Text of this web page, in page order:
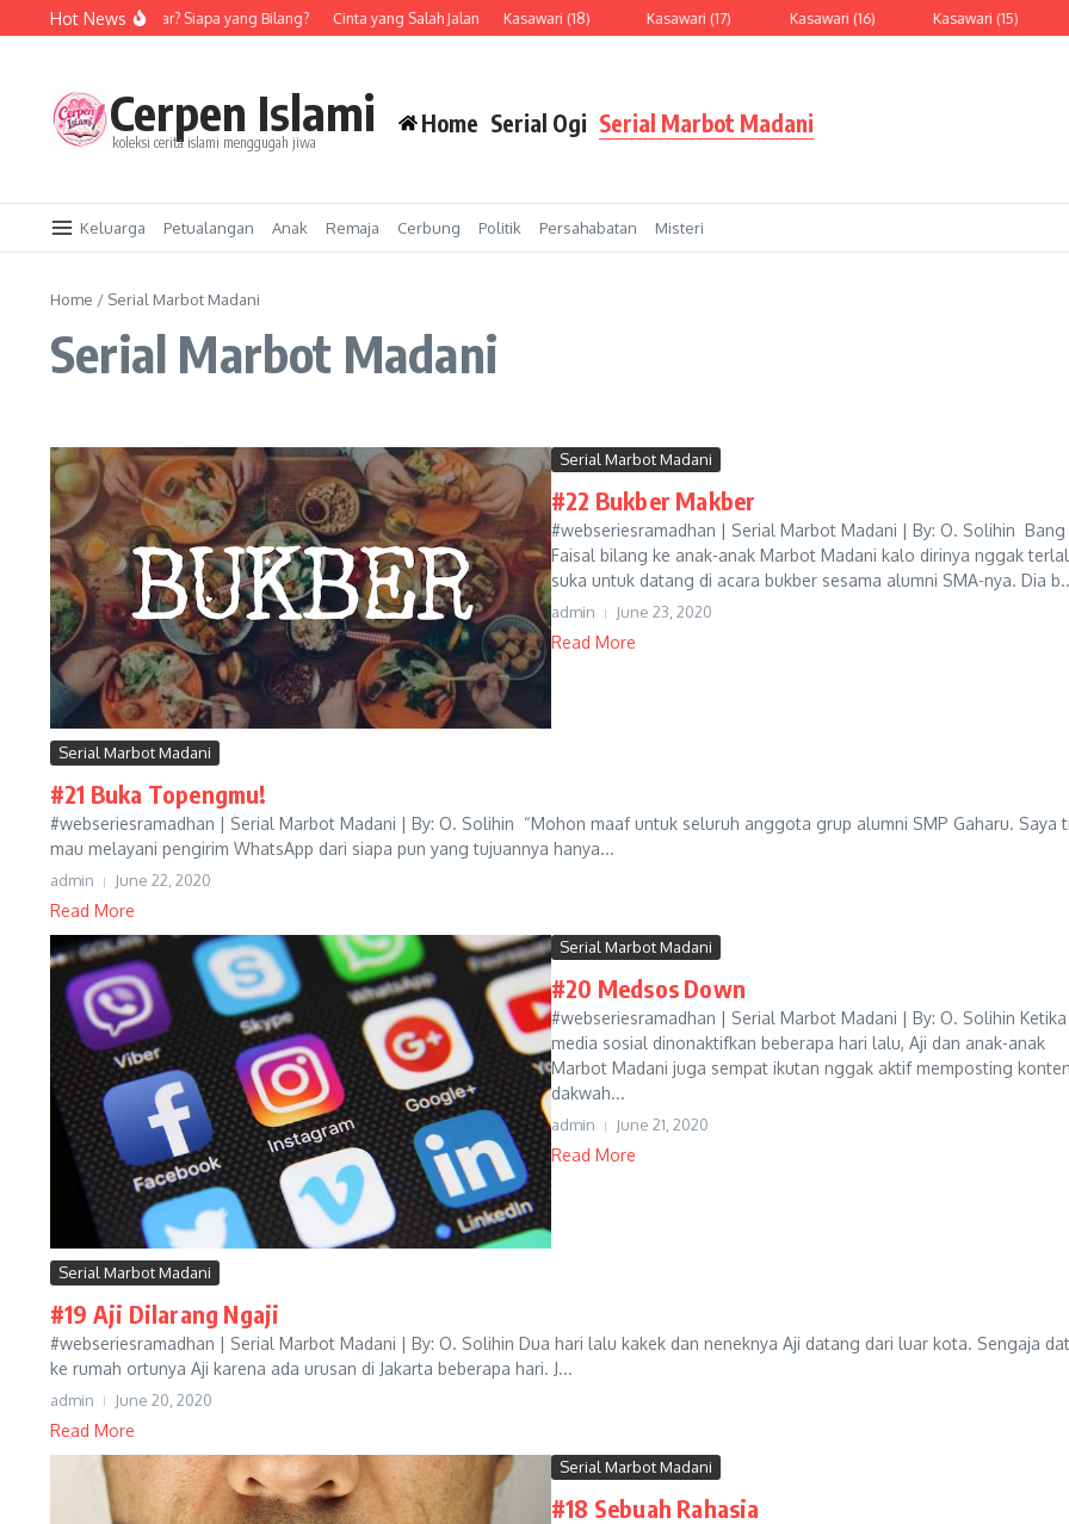
Skip to content
Hot News
Rohis Longgar? Siapa yang Bilang? Cinta yang Salah Jalan Kasawari (18) Kasawari (17) Kasawari (16) Kasawari (15)
Cerpen Islami
koleksi cerita islami menggugah jiwa
Home Serial Ogi Serial Marbot Madani
Keluarga Petualangan Anak Remaja Cerbung Politik Persahabatan Misteri
Home / Serial Marbot Madani
Serial Marbot Madani
Serial Marbot Madani
#22 Bukber Makber
#webseriesramadhan | Serial Marbot Madani | By: O. Solihin Bang
Faisal bilang ke anak-anak Marbot Madani kalo dirinya nggak
suka untuk datang di acara bukber sesama alumni SMA-nya. Dia
admin June 23, 2020
Read More
Serial Marbot Madani
#21 Buka Topengmu!
#webseriesramadhan | Serial Marbot Madani | By: O. Solihin “Mohon maaf untuk seluruh anggota grup alumni SMP Gaharu. Saya
mau melayani pengirim WhatsApp dari siapa pun yang tujuannya hanya...
admin June 22, 2020
Read More
Serial Marbot Madani
#20 Medsos Down
#webseriesramadhan | Serial Marbot Madani | By: O. Solihin Ketika
media sosial dinonaktifkan beberapa hari lalu, Aji dan anak-anak
Marbot Madani juga sempat ikutan nggak aktif memposting konten
dakwah...
admin June 21, 2020
Read More
Serial Marbot Madani
#19 Aji Dilarang Ngaji
#webseriesramadhan | Serial Marbot Madani | By: O. Solihin Dua hari lalu kakek dan neneknya Aji datang dari luar kota. Sengaja
ke rumah ortunya Aji karena ada urusan di Jakarta beberapa hari. J...
admin June 20, 2020
Read More
Serial Marbot Madani
#18 Sebuah Rahasia